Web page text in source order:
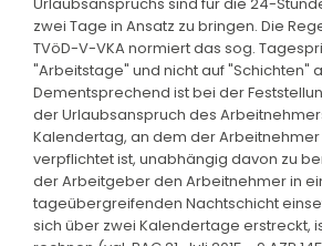
zwei Tage in Ansatz zu bringen. Die
TVöD-V-VKA normiert das sog.
"Arbeitstage" und nicht auf "Schichten"
Dementsprechend ist bei der
der Urlaubsanspruch des
Kalendertag, an dem der
verpflichtet ist, unabhängig davon zu
der Arbeitgeber den Arbeitnehmer in
tageübergreifenden Nachtschicht
sich über zwei Kalendertage erstreckt,